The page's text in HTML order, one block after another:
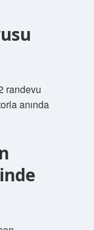
randevu
anında